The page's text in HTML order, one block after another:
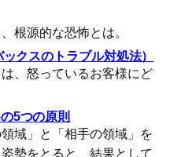
根源的な恐怖とは。
クスのトラブル対処法）
、怒っているお客様にど
5つの原則
域」と「相手の領域」を
勢をとると、結果として